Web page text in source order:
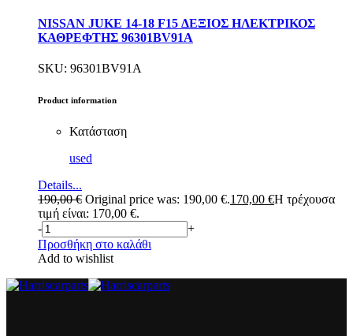
NISSAN JUKE 14-18 F15 ΔΕΞΙΟΣ ΗΛΕΚΤΡΙΚΟΣ
ΚΑΘΡΕΦΤΗΣ 96301BV91A
SKU: 96301BV91A
Product information
Κατάσταση
used
Details...
190,00€ Original price was: 190,00 €.170,00 €Η τρέχουσα
τιμή είναι: 170,00 €.
-
+
Προσθήκη στο καλάθι
Add to wishlist